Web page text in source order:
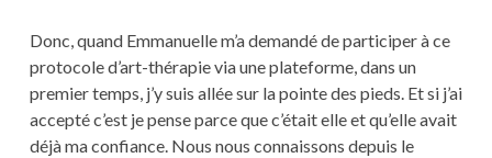
Donc, quand Emmanuelle m’a demandé de participer à ce
protocole d’art-thérapie via une plateforme, dans un
premier temps, j’y suis allée sur la pointe des pieds. Et si j’ai
accepté c’est je pense parce que c’était elle et qu’elle avait
déjà ma confiance. Nous nous connaissons depuis le